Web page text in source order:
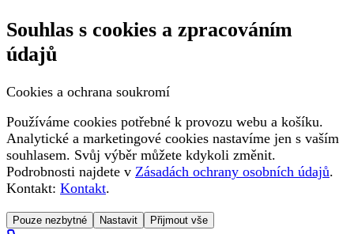
Souhlas s cookies a zpracováním
údajů
Cookies a ochrana soukromí
Používáme cookies potřebné k provozu webu a košíku.
Analytické a marketingové cookies nastavíme jen s vaším
souhlasem. Svůj výběr můžete kdykoli změnit.
Podrobnosti najdete v Zásadách ochrany osobních údajů.
Kontakt: Kontakt.
Pouze nezbytné Nastavit Přijmout vše